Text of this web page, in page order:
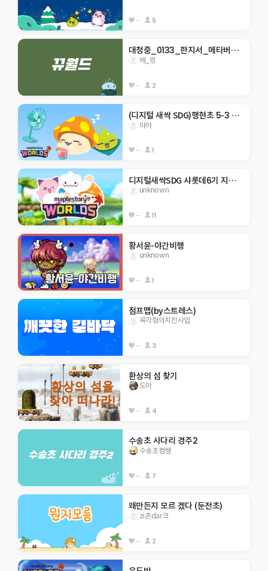
-- 5
대청중_0133_한지서_메타버스 점프맵
메_렁
-- 2
(디지털 새싹 SDG)행현초 5-3 야야 -생태계 보호-
야야
-- 1
디지털새싹SDG 샤롯데6기 지구 구하기
unknown
-- 11
황서윤-야간비행
unknown
-- 1
점프맵(by스트레스)
육각형의치킨사업
-- 3
환상의 섬 찾기
도아
-- 4
수송초 사다리 경주2
수송초컴쌤
-- 7
왜만든지 모르 겠다 (둔전초)
zi존dar크
-- 2